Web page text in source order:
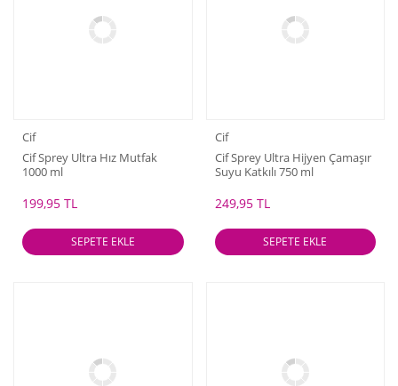
Cif
Cif Sprey Ultra Hız Mutfak
1000 ml
199,95 TL
SEPETE EKLE
Cif
Cif Sprey Ultra Hijyen Çamaşır
Suyu Katkılı 750 ml
249,95 TL
SEPETE EKLE